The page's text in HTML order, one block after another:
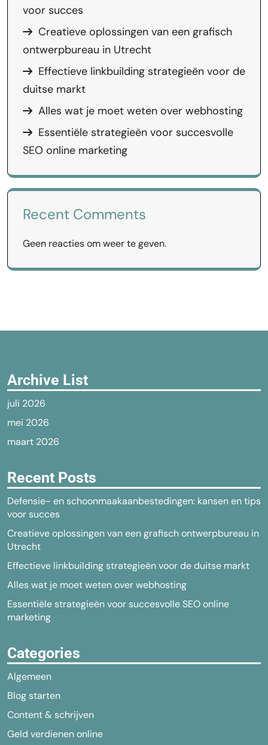
voor succes
Creatieve oplossingen van een grafisch
ontwerpbureau in Utrecht
Effectieve linkbuilding strategieën voor de
duitse markt
Alles wat je moet weten over webhosting
Essentiële strategieën voor succesvolle
SEO online marketing
Recent Comments
Geen reacties om weer te geven.
Archive List
juli 2026
mei 2026
maart 2026
Recent Posts
Defensie- en schoonmaakaanbestedingen: kansen en tips
voor succes
Creatieve oplossingen van een grafisch ontwerpbureau in
Utrecht
Effectieve linkbuilding strategieën voor de duitse markt
Alles wat je moet weten over webhosting
Essentiële strategieën voor succesvolle SEO online
marketing
Categories
Algemeen
Blog starten
Content & schrijven
Geld verdienen online